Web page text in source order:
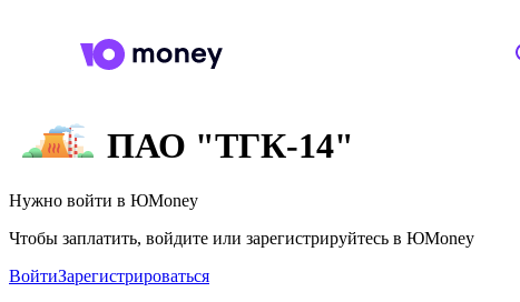
ПАО "ТГК-14"
Нужно войти в ЮMoney
Чтобы заплатить, войдите или зарегистрируйтесь в ЮMoney
ВойтиЗарегистрироваться